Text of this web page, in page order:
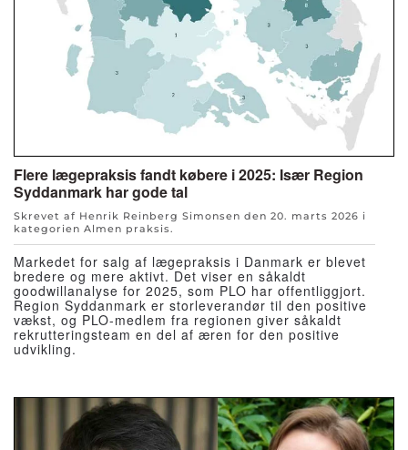
Flere lægepraksis fandt købere i 2025: Især Region
Syddanmark har gode tal
Skrevet af Henrik Reinberg Simonsen den 20. marts 2026 i
kategorien Almen praksis.
Markedet for salg af lægepraksis i Danmark er blevet
bredere og mere aktivt. Det viser en såkaldt
goodwillanalyse for 2025, som PLO har offentliggjort.
Region Syddanmark er storleverandør til den positive
vækst, og PLO-medlem fra regionen giver såkaldt
rekrutteringsteam en del af æren for den positive
udvikling.